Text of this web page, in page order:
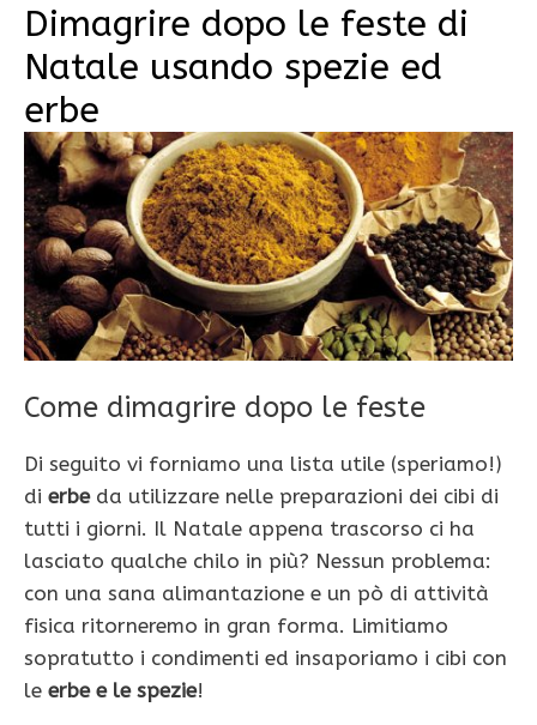
Dimagrire dopo le feste di
Natale usando spezie ed
erbe
Come dimagrire dopo le feste
Di seguito vi forniamo una lista utile (speriamo!)
di erbe da utilizzare nelle preparazioni dei cibi di
tutti i giorni. Il Natale appena trascorso ci ha
lasciato qualche chilo in più? Nessun problema:
con una sana alimantazione e un pò di attività
fisica ritorneremo in gran forma. Limitiamo
sopratutto i condimenti ed insaporiamo i cibi con
le erbe e le spezie!